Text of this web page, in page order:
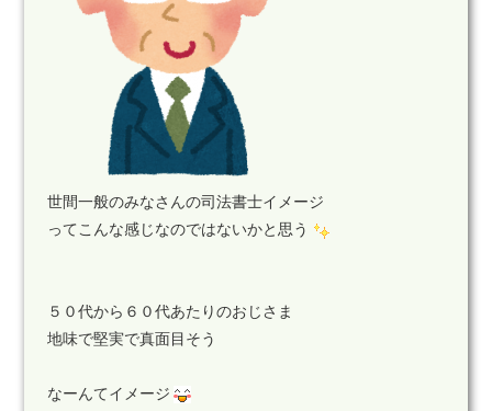
世間一般のみなさんの司法書士イメージ
ってこんな感じなのではないかと思う
５０代から６０代あたりのおじさま
地味で堅実で真面目そう
なーんてイメージ